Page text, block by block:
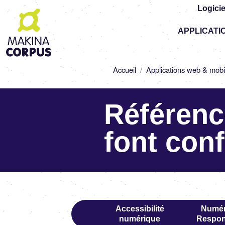
Top
Main
navigation
d'Ariane
Accueil Applications web &
font
Accessibilité
numérique